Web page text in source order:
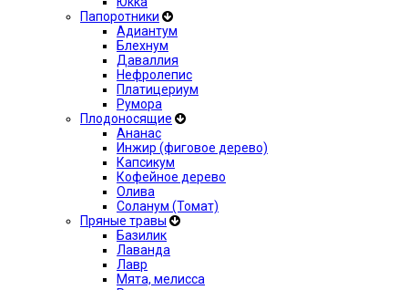
Папоротники
Адиантум
Блехнум
Даваллия
Нефролепис
Платицериум
Румора
Плодоносящие
Ананас
Инжир (фиговое дерево)
Капсикум
Кофейное дерево
Олива
Соланум (Томат)
Пряные травы
Базилик
Лаванда
Лавр
Мята, мелисса